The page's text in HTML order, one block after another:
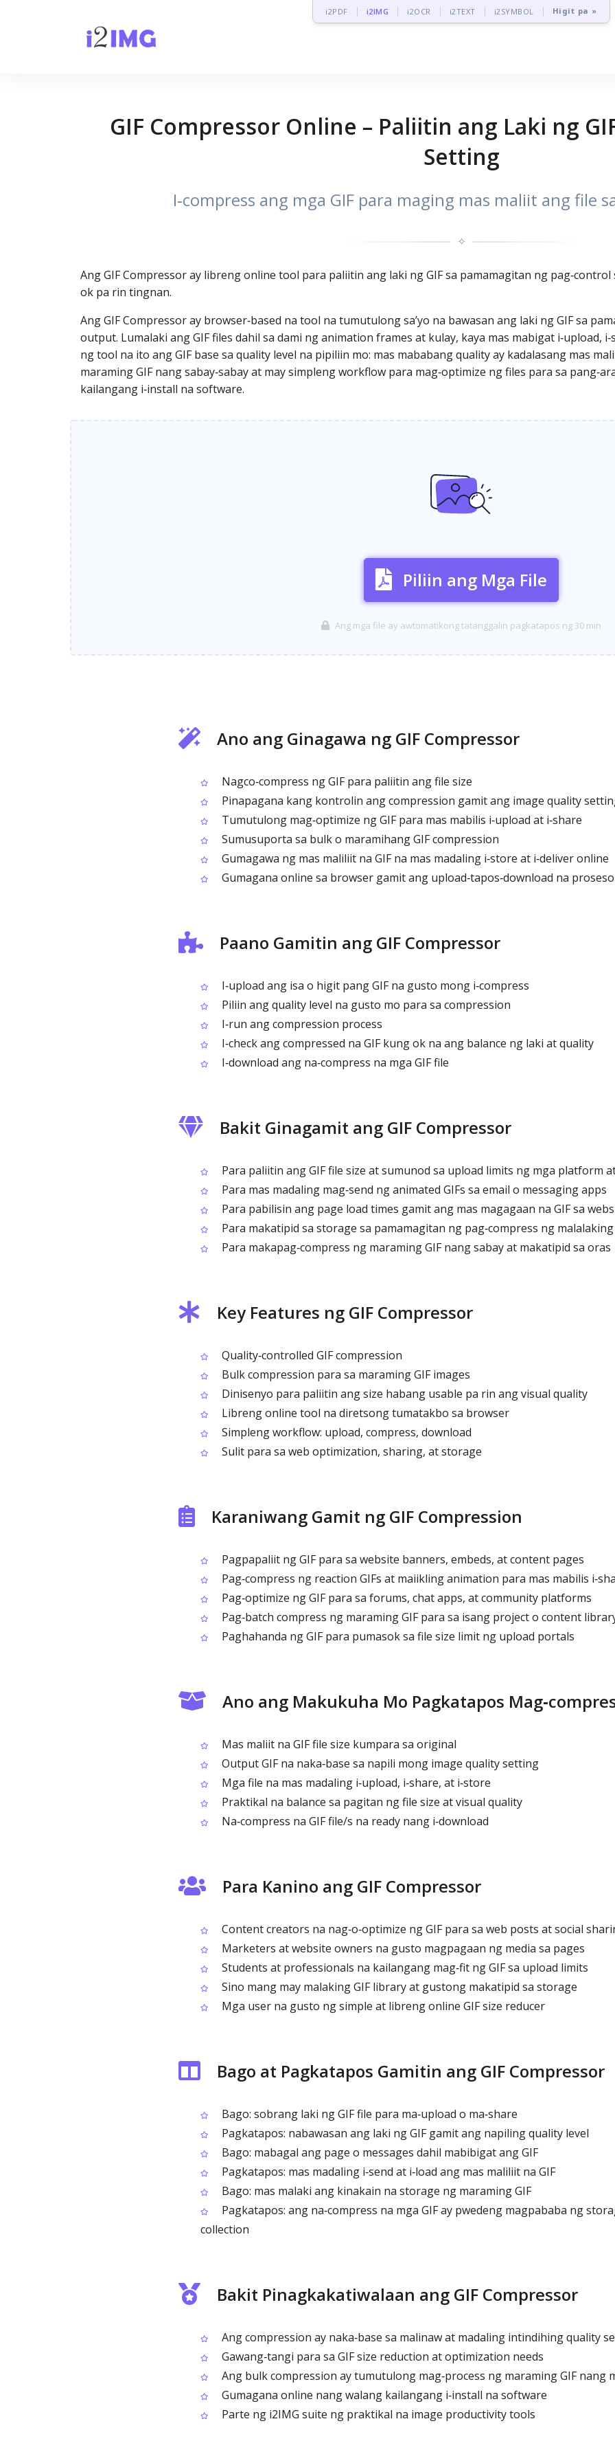
i2PDF i2IMG i2OCR i2TEXT i2SYMBOL Higit pa »
GIF Compressor Online – Paliitin ang Laki ng
Setting
I‑compress ang mga GIF para maging mas maliit ang file
✧
Ang GIF Compressor ay libreng online tool para paliitin ang laki ng GIF sa pamamagitan ng
ok pa rin tingnan.
Ang GIF Compressor ay browser‑based na tool na tumutulong sa’yo na bawasan ang laki ng GIF sa
output. Lumalaki ang GIF files dahil sa dami ng animation frames at kulay, kaya mas mabigat i‑upload,
ng tool na ito ang GIF base sa quality level na pipiliin mo: mas mababang quality ay kadalasang mas
maraming GIF nang sabay‑sabay at may simpleng workflow para mag‑optimize ng files para sa
kailangang i‑install na software.
Piliin ang Mga File
Ang mga file ay awtomatikong tatanggalin pagkatapos ng 30 min
Ano ang Ginagawa ng GIF Compressor
Nagco‑compress ng GIF para paliitin ang file size
Pinapagana kang kontrolin ang compression gamit ang image quality
Tumutulong mag‑optimize ng GIF para mas mabilis i‑upload at i‑share
Sumusuporta sa bulk o maramihang GIF compression
Gumagawa ng mas maliliit na GIF na mas madaling i‑store at i‑deliver online
Gumagana online sa browser gamit ang upload‑tapos‑download na proseso
Paano Gamitin ang GIF Compressor
I‑upload ang isa o higit pang GIF na gusto mong i‑compress
Piliin ang quality level na gusto mo para sa compression
I‑run ang compression process
I‑check ang compressed na GIF kung ok na ang balance ng laki at quality
I‑download ang na‑compress na mga GIF file
Bakit Ginagamit ang GIF Compressor
Para paliitin ang GIF file size at sumunod sa upload limits ng mga platform
Para mas madaling mag‑send ng animated GIFs sa email o messaging apps
Para pabilisin ang page load times gamit ang mas magagaan na GIF sa
Para makatipid sa storage sa pamamagitan ng pag‑compress ng malalaking
Para makapag‑compress ng maraming GIF nang sabay at makatipid sa oras
Key Features ng GIF Compressor
Quality‑controlled GIF compression
Bulk compression para sa maraming GIF images
Dinisenyo para paliitin ang size habang usable pa rin ang visual quality
Libreng online tool na diretsong tumatakbo sa browser
Simpleng workflow: upload, compress, download
Sulit para sa web optimization, sharing, at storage
Karaniwang Gamit ng GIF Compression
Pagpapaliit ng GIF para sa website banners, embeds, at content pages
Pag‑compress ng reaction GIFs at maiikling animation para mas mabilis
Pag‑optimize ng GIF para sa forums, chat apps, at community platforms
Pag‑batch compress ng maraming GIF para sa isang project o content
Paghahanda ng GIF para pumasok sa file size limit ng upload portals
Ano ang Makukuha Mo Pagkatapos
Mas maliit na GIF file size kumpara sa original
Output GIF na naka‑base sa napili mong image quality setting
Mga file na mas madaling i‑upload, i‑share, at i‑store
Praktikal na balance sa pagitan ng file size at visual quality
Na‑compress na GIF file/s na ready nang i‑download
Para Kanino ang GIF Compressor
Content creators na nag‑o‑optimize ng GIF para sa web posts at social
Marketers at website owners na gusto magpagaan ng media sa pages
Students at professionals na kailangang mag‑fit ng GIF sa upload limits
Sino mang may malaking GIF library at gustong makatipid sa storage
Mga user na gusto ng simple at libreng online GIF size reducer
Bago at Pagkatapos Gamitin ang GIF Compressor
Bago: sobrang laki ng GIF file para ma‑upload o ma‑share
Pagkatapos: nabawasan ang laki ng GIF gamit ang napiling quality level
Bago: mabagal ang page o messages dahil mabibigat ang GIF
Pagkatapos: mas madaling i‑send at i‑load ang mas maliliit na GIF
Bago: mas malaki ang kinakain na storage ng maraming GIF
Pagkatapos: ang na‑compress na mga GIF ay pwedeng magpababa ng
collection
Bakit Pinagkakatiwalaan ang GIF Compressor
Ang compression ay naka‑base sa malinaw at madaling intindihing quality
Gawang‑tangi para sa GIF size reduction at optimization needs
Ang bulk compression ay tumutulong mag‑process ng maraming GIF nang
Gumagana online nang walang kailangang i‑install na software
Parte ng i2IMG suite ng praktikal na image productivity tools